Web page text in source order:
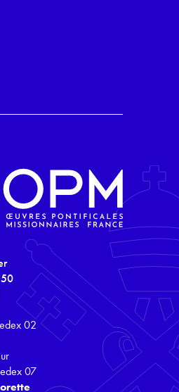
02
07